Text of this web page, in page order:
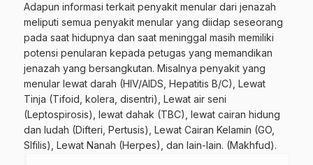
Adapun informasi terkait penyakit menular dari jenazah
meliputi semua penyakit menular yang diidap seseorang
pada saat hidupnya dan saat meninggal masih memiliki
potensi penularan kepada petugas yang memandikan
jenazah yang bersangkutan. Misalnya penyakit yang
menular lewat darah (HIV/AIDS, Hepatitis B/C), Lewat
Tinja (Tifoid, kolera, disentri), Lewat air seni
(Leptospirosis), lewat dahak (TBC), lewat cairan hidung
dan ludah (Difteri, Pertusis), Lewat Cairan Kelamin (GO,
SIfilis), Lewat Nanah (Herpes), dan lain-lain. (Makhfud).